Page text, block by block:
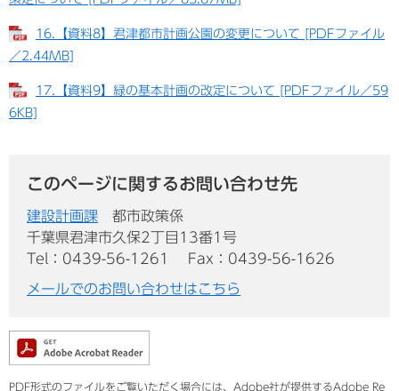
16.【資料8】君津都市計画公園の変更について [PDFファイル
／2.44MB]
17.【資料9】緑の基本計画の改定について [PDFファイル／59
6KB]
このページに関するお問い合わせ先
建設計画課
都市政策係
千葉県君津市久保2丁目13番1号
Tel：0439-56-1261
Fax：0439-56-1626
メールでのお問い合わせはこちら
PDF形式のファイルをご覧いただく場合には、Adobe社が提供するAdobe Re